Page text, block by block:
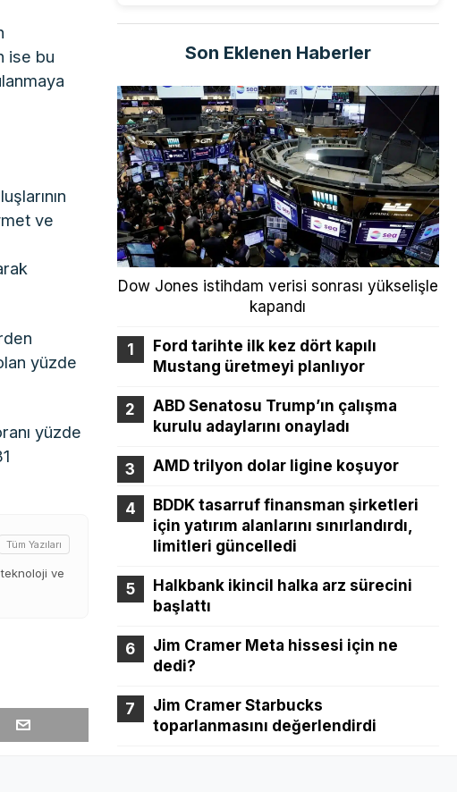
ise bu
ve
yüzde
yüzde
Tüm Yazıları
ve
Son Eklenen Haberler
Dow Jones istihdam verisi sonrası yükselişle
kapandı
Ford tarihte ilk kez dört kapılı
Mustang üretmeyi planlıyor
ABD Senatosu Trump’ın çalışma
kurulu adaylarını onayladı
AMD trilyon dolar ligine koşuyor
BDDK tasarruf finansman şirketleri
için yatırım alanlarını sınırlandırdı,
limitleri güncelledi
Halkbank ikincil halka arz sürecini
başlattı
Jim Cramer Meta hissesi için ne
dedi?
Jim Cramer Starbucks
toparlanmasını değerlendirdi